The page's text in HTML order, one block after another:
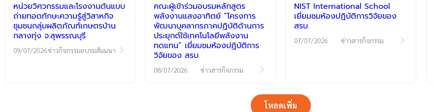
หน่วยวิศวกรรมและโรงงานต้นแบบ
ถ่ายทอดทักษะความรู้สู่วิสาหกิจ
ชุมชนกลุ่มผลิตภัณฑ์เกษตรบ้าน
กลางทุ่ง จ.สุพรรณบุรี
09/07/2026ข่าวกิจกรรมอบรมสัมมนา
คณะผู้เข้าร่วมอบรมหลักสูตร
พลังงานแสงอาทิตย์ “โครงการ
พัฒนาบุคลากรภาคปฏิบัติด้านการ
ประยุกต์ใช้เทคโนโลยีพลังงาน
ทดแทน” เยี่ยมชมห้องปฏิบัติการ
วิจัยของ สรบ.
08/07/2026 ข่าวสารกิจกรรม
NIST International School
เยี่ยมชมห้องปฏิบัติการวิจัยของ
สรบ.
07/07/2026 ข่าวสารกิจกรรม
โหลดเพิ่ม